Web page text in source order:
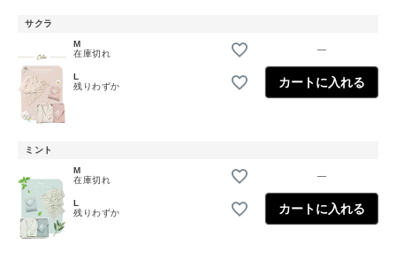
サクラ
M
在庫切れ
—
L
残りわずか
カートに入れる
ミント
M
在庫切れ
—
L
残りわずか
カートに入れる